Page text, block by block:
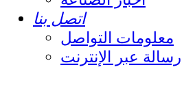
اتصل بنا
معلومات التواصل
رسالة عبر الإنترنت